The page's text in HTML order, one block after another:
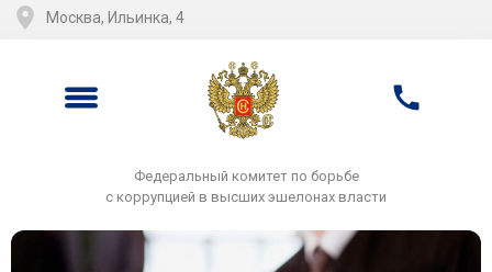
Москва, Ильинка, 4
Федеральный комитет по борьбе
с коррупцией в высших эшелонах власти